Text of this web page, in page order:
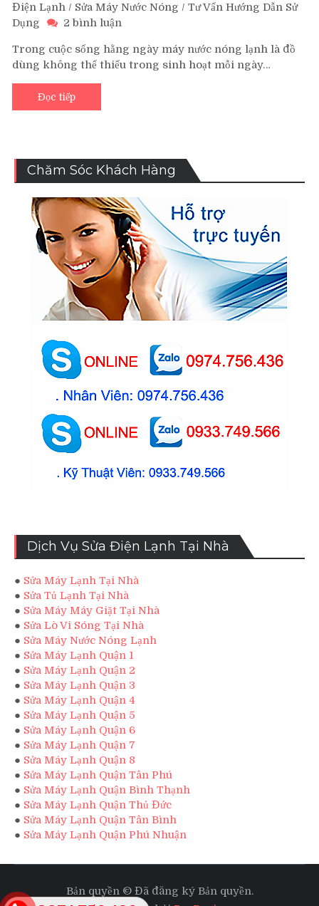
Điện Lạnh / Sửa Máy Nước Nóng / Tư Vấn Hướng Dẫn Sử
Dụng
2 bình luận
sửa
chữa
nhà
Trong cuộc sống hằng ngày máy nước nóng lạnh là đồ
dùng không thể thiếu trong sinh hoạt mỗi ngày…
Đọc tiếp
Chăm Sóc Khách Hàng
Dịch Vụ Sửa Điện Lạnh Tại Nhà
● Sửa Máy Lạnh Tại Nhà
● Sửa Tủ Lạnh Tại Nhà
● Sửa Máy Máy Giặt Tại Nhà
● Sửa Lò Vi Sóng Tại Nhà
● Sửa Máy Nước Nóng Lạnh
● Sửa Máy Lạnh Quận 1
● Sửa Máy Lạnh Quận 2
● Sửa Máy Lạnh Quận 3
● Sửa Máy Lạnh Quận 4
● Sửa Máy Lạnh Quận 5
● Sửa Máy Lạnh Quận 6
● Sửa Máy Lạnh Quận 7
● Sửa Máy Lạnh Quận 8
● Sửa Máy Lạnh Quận Tân Phú
● Sửa Máy Lạnh Quận Bình Thạnh
● Sửa Máy Lạnh Quận Thủ Đức
● Sửa Máy Lạnh Quận Tân Bình
● Sửa Máy Lạnh Quận Phú Nhuận
Bản quyền © Đã đăng ký Bản quyền.